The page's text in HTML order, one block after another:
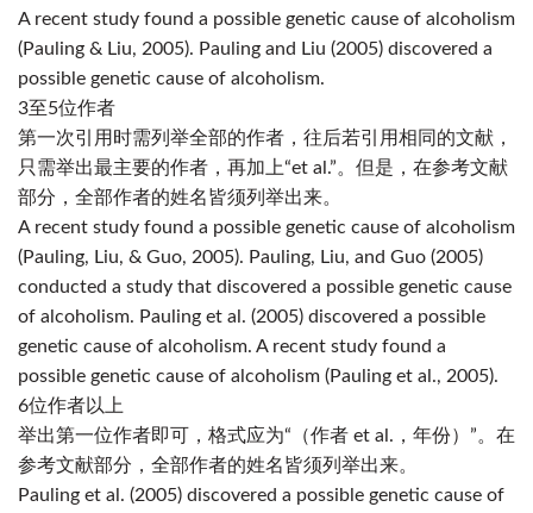
A recent study found a possible genetic cause of alcoholism
(Pauling & Liu, 2005). Pauling and Liu (2005) discovered a
possible genetic cause of alcoholism.
3至5位作者
第一次引用时需列举全部的作者，往后若引用相同的文献，
只需举出最主要的作者，再加上“et al.”。但是，在参考文献
部分，全部作者的姓名皆须列举出来。
A recent study found a possible genetic cause of alcoholism
(Pauling, Liu, & Guo, 2005). Pauling, Liu, and Guo (2005)
conducted a study that discovered a possible genetic cause
of alcoholism. Pauling et al. (2005) discovered a possible
genetic cause of alcoholism. A recent study found a
possible genetic cause of alcoholism (Pauling et al., 2005).
6位作者以上
举出第一位作者即可，格式应为“ （作者 et al.，年份） ”。在
参考文献部分，全部作者的姓名皆须列举出来。
Pauling et al. (2005) discovered a possible genetic cause of